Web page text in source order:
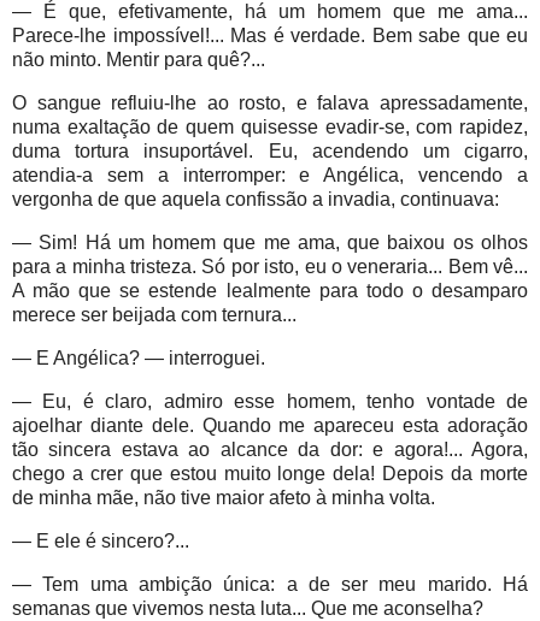
— É que, efetivamente, há um homem que me ama...
Parece-lhe impossível!... Mas é verdade. Bem sabe que eu
não minto. Mentir para quê?...
O sangue refluiu-lhe ao rosto, e falava apressadamente,
numa exaltação de quem quisesse evadir-se, com rapidez,
duma tortura insuportável. Eu, acendendo um cigarro,
atendia-a sem a interromper: e Angélica, vencendo a
vergonha de que aquela confissão a invadia, continuava:
— Sim! Há um homem que me ama, que baixou os olhos
para a minha tristeza. Só por isto, eu o veneraria... Bem vê...
A mão que se estende lealmente para todo o desamparo
merece ser beijada com ternura...
— E Angélica? — interroguei.
— Eu, é claro, admiro esse homem, tenho vontade de
ajoelhar diante dele. Quando me apareceu esta adoração
tão sincera estava ao alcance da dor: e agora!... Agora,
chego a crer que estou muito longe dela! Depois da morte
de minha mãe, não tive maior afeto à minha volta.
— E ele é sincero?...
— Tem uma ambição única: a de ser meu marido. Há
semanas que vivemos nesta luta... Que me aconselha?